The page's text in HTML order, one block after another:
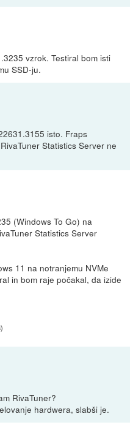
vzrok. Testiral bom isti
SSD-ju.
isto. Fraps
Statistics Server ne
(Windows To Go) na
Statistics Server
11 na notranjemu NVMe
in bom raje počakal, da izide
)
RivaTuner?
hardwera, slabši je.